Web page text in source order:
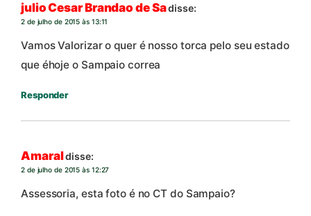
julio Cesar Brandao de Sadisse:
2 de julho de 2015 às 13:11
Vamos Valorizar o quer é nosso torca pelo seu estado
que éhoje o Sampaio correa
Responder
Amaraldisse:
2 de julho de 2015 às 12:27
Assessoria, esta foto é no CT do Sampaio?